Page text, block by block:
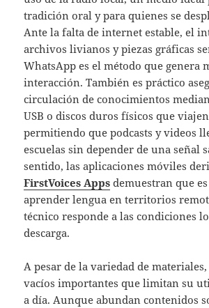
tradición oral y para quienes se
Ante la falta de internet estable, el
archivos livianos y piezas gráficas
WhatsApp es el método que genera
interacción. También es práctico
circulación de conocimientos
USB o discos duros físicos que
permitiendo que podcasts y videos
escuelas sin depender de una señal
sentido, las aplicaciones móviles
FirstVoices Apps demuestran que
aprender lengua en territorios
técnico responde a las condiciones
descarga.
A pesar de la variedad de
vacíos importantes que limitan su
a día. Aunque abundan contenidos